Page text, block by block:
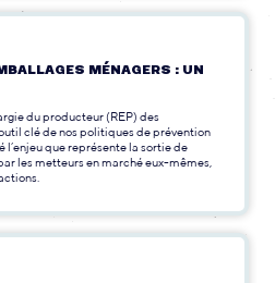
MÉNAGERS : UN
du producteur (REP) des
clé de nos politiques de prévention
l’enjeu que représente la sortie de
les metteurs en marché eux-mêmes,